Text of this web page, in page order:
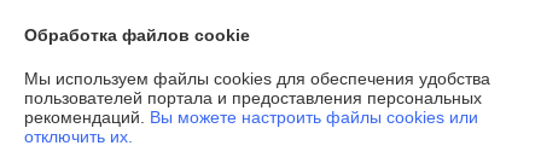
Информация для покупателя
Юридическое лицо:ООО "Проабразив"
220035, г.Минск, ул. Игнатенко, дом 4, корпус 2, помещение 8
Регистрационный номер ЕГР: 192437121
Обработка файлов cookie
Мы используем файлы cookies для обеспечения удобства
пользователей портала и предоставления персональных
рекомендаций. Вы можете настроить файлы cookies или
отключить их.